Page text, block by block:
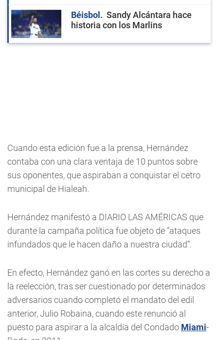
Béisbol
Sandy Alcántara hace
historia con los Marlins
Cuando esta edición fue a la prensa, Hernández
contaba con una clara ventaja de 10 puntos sobre
sus oponentes, que aspiraban a conquistar el cetro
municipal de Hialeah.
Hernández manifestó a DIARIO LAS AMÉRICAS que
durante la campaña política fue objeto de “ataques
infundados que le hacen daño a nuestra ciudad”.
En efecto, Hernández ganó en las cortes su derecho a
la reelección, tras ser cuestionado por determinados
adversarios cuando completó el mandato del edil
anterior, Julio Robaina, cuando este renunció al
puesto para aspirar a la alcaldía del Condado Miami-